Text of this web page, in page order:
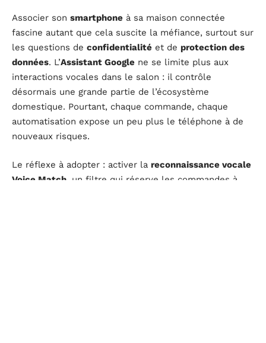
Associer son smartphone à sa maison connectée
fascine autant que cela suscite la méfiance, surtout sur
les questions de confidentialité et de protection des
données. L’Assistant Google ne se limite plus aux
interactions vocales dans le salon : il contrôle
désormais une grande partie de l’écosystème
domestique. Pourtant, chaque commande, chaque
automatisation expose un peu plus le téléphone à de
nouveaux risques.
Le réflexe à adopter : activer la reconnaissance vocale
Voice Match , un filtre qui réserve les commandes à